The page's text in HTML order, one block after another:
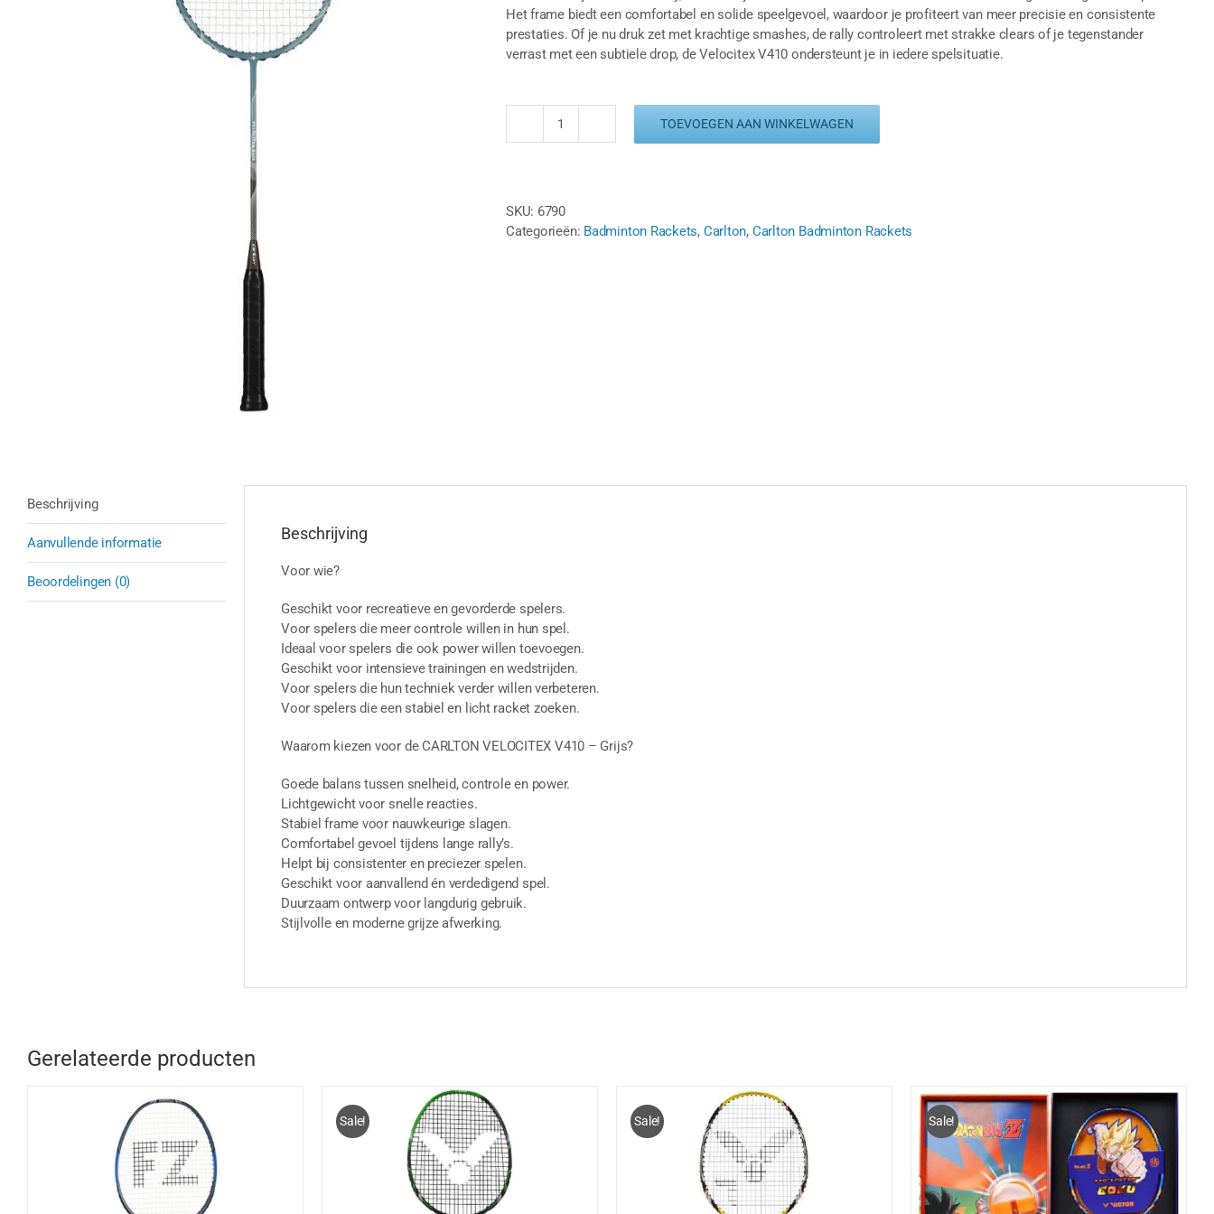
Het frame biedt een comfortabel en solide speelgevoel, waardoor je profiteert van meer precisie en consistente
prestaties. Of je nu druk zet met krachtige smashes, de rally controleert met strakke clears of je tegenstander
verrast met een subtiele drop, de Velocitex V410 ondersteunt je in iedere spelsituatie.
CARLTON
GRIJS
aantal
TOEVOEGEN AAN WINKELWAGEN
SKU: 6790
Categorieën: Badminton Rackets, Carlton, Carlton Badminton Rackets
Beschrijving
Aanvullende informatie
Beoordelingen (0)
Beschrijving
Voor wie?
Geschikt voor recreatieve en gevorderde spelers.
Voor spelers die meer controle willen in hun spel.
Ideaal voor spelers die ook power willen toevoegen.
Geschikt voor intensieve trainingen en wedstrijden.
Voor spelers die hun techniek verder willen verbeteren.
Voor spelers die een stabiel en licht racket zoeken.
Waarom kiezen voor de CARLTON VELOCITEX V410 – Grijs?
Goede balans tussen snelheid, controle en power.
Lichtgewicht voor snelle reacties.
Stabiel frame voor nauwkeurige slagen.
Comfortabel gevoel tijdens lange rally’s.
Helpt bij consistenter en preciezer spelen.
Geschikt voor aanvallend én verdedigend spel.
Duurzaam ontwerp voor langdurig gebruik.
Stijlvolle en moderne grijze afwerking.
Gerelateerde producten
Sale! Sale! Sale!